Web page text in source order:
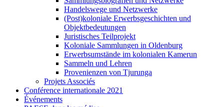
Handelswege und Netzwerke
(Post)koloniale Erwerbsgeschichten und
Objektbedeutungen
Juristisches Teilprojekt
Koloniale Sammlungen in Oldenburg
Erwerbsumstände im kolonialen Kamerun
Sammeln und Lehren
Provenienzen von Tjurunga
Projets Associés
Conférence internationale 2021
Événements